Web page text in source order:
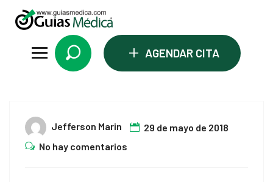
+ AGENDAR CITA
29
May
Jefferson Marin
29 de mayo de 2018
No hay comentarios